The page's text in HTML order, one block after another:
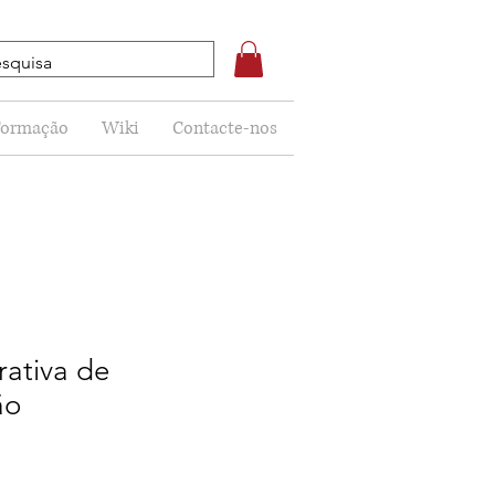
Wiki Contacte-nos
de